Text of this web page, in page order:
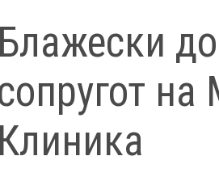
Блажески
на
Клиника